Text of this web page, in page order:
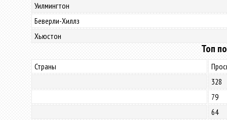
Уилмингтон
Беверли-Хиллз
Хьюстон
Топ
Страны
328
79
64